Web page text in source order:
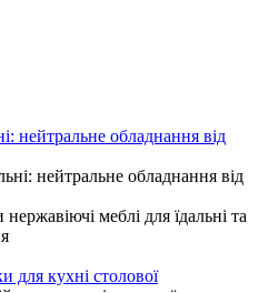
нейтральне обладнання від
меблі для їдальні та
для кухні столової